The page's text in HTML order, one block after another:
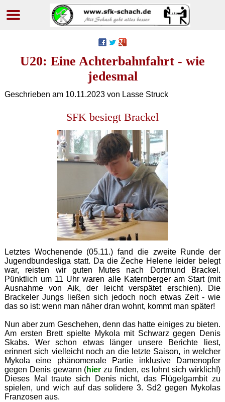
U20: Eine Achterbahnfahrt - wie
jedesmal
Geschrieben am 10.11.2023von Lasse Struck
SFK besiegt Brackel
Letztes Wochenende (05.11.) fand die zweite Runde der
Jugendbundesliga statt. Da die Zeche Helene leider belegt
war, reisten wir guten Mutes nach Dortmund Brackel.
Pünktlich um 11 Uhr waren alle Katernberger am Start (mit
Ausnahme von Aik, der leicht verspätet erschien). Die
Brackeler Jungs ließen sich jedoch noch etwas Zeit - wie
das so ist: wenn man näher dran wohnt, kommt man später!
Nun aber zum Geschehen, denn das hatte einiges zu bieten.
Am ersten Brett spielte Mykola mit Schwarz gegen Denis
Skabs. Wer schon etwas länger unsere Berichte liest,
erinnert sich vielleicht noch an die letzte Saison, in welcher
Mykola eine phänomenale Partie inklusive Damenopfer
gegen Denis gewann (hier zu finden, es lohnt sich wirklich!)
Dieses Mal traute sich Denis nicht, das Flügelgambit zu
spielen, und wich auf das solidere 3. Sd2 gegen Mykolas
Franzosen aus.